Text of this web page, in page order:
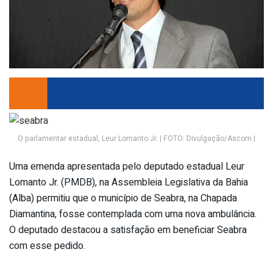
O parlamentar estadual, Leur Lomanto Jr. | FOTO: DIvulgação/Ascom |
Uma emenda apresentada pelo deputado estadual Leur
Lomanto Jr. (PMDB), na Assembleia Legislativa da Bahia
(Alba) permitiu que o município de Seabra, na Chapada
Diamantina, fosse contemplada com uma nova ambulância.
O deputado destacou a satisfação em beneficiar Seabra
com esse pedido.